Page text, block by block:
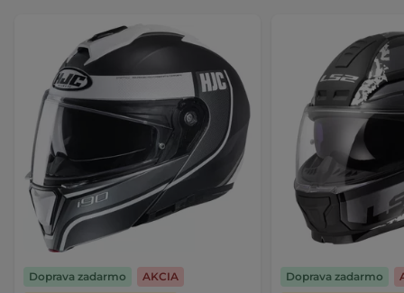
Doprava zadarmo
AKCIA
Doprava zadarmo